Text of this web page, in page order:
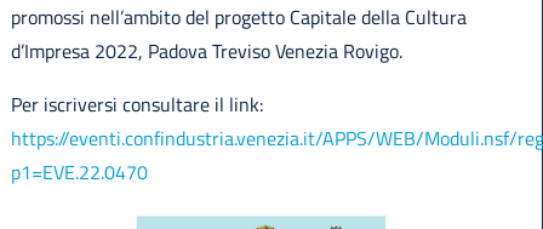
promossi nell’ambito del progetto Capitale della Cultura
d’Impresa 2022, Padova Treviso Venezia Rovigo.
Per iscriversi consultare il link:
https://eventi.confindustria.venezia.it/APPS/WEB/Moduli.nsf/
p1=EVE.22.0470